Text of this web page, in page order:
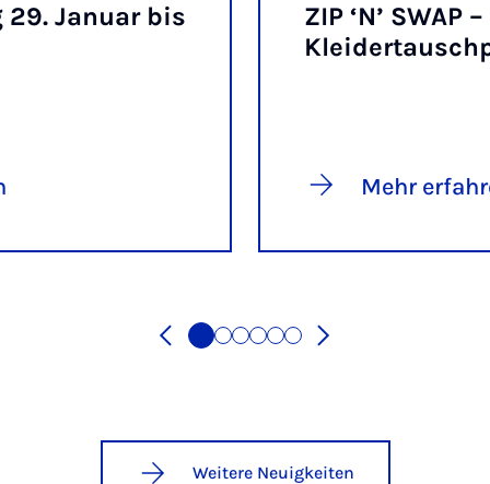
Ja­nu­ar bis
ZIP ‘N’ SWAP
Mehr
Weitere Neuigkeiten